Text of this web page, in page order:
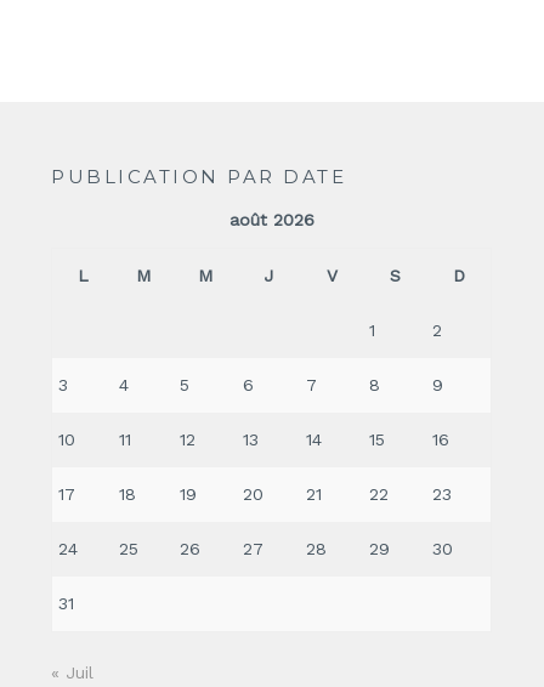
PUBLICATION PAR DATE
août 2026
L M M J V S D
1 2
3 4 5 6 7 8 9
10 11 12 13 14 15 16
17 18 19 20 21 22 23
24 25 26 27 28 29 30
31
« Juil